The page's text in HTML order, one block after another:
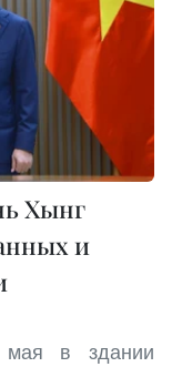
Хынг
и
в здании